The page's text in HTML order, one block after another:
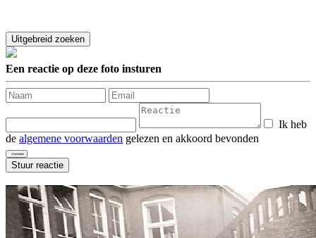
Een reactie op deze foto insturen
Ik heb
de algemene voorwaarden gelezen en akkoord bevonden